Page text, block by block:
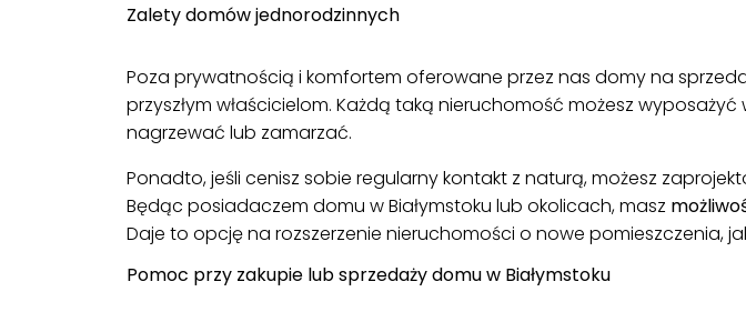
Zalety domów jednorodzinnych
Poza prywatnością i komfortem oferowane przez nas domy na
przyszłym właścicielom. Każdą taką nieruchomość możesz
nagrzewać lub zamarzać.
Ponadto, jeśli cenisz sobie regularny kontakt z naturą, możesz
Będąc posiadaczem domu w Białymstoku lub okolicach, masz
Daje to opcję na rozszerzenie nieruchomości o nowe pomieszczenia,
Pomoc przy zakupie lub sprzedaży domu w Białymstoku